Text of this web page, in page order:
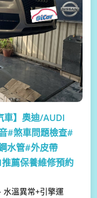
車】奧迪/AUDI
#煞車問題檢查#
水管#外皮帶
薦保養維修預約
水溫異常+引擎運